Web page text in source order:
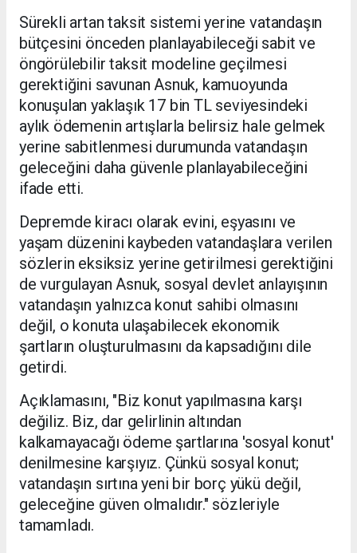
Sürekli artan taksit sistemi yerine vatandaşın
bütçesini önceden planlayabileceği sabit ve
öngörülebilir taksit modeline geçilmesi
gerektiğini savunan Asnuk, kamuoyunda
konuşulan yaklaşık 17 bin TL seviyesindeki
aylık ödemenin artışlarla belirsiz hale gelmek
yerine sabitlenmesi durumunda vatandaşın
geleceğini daha güvenle planlayabileceğini
ifade etti.
Depremde kiracı olarak evini, eşyasını ve
yaşam düzenini kaybeden vatandaşlara verilen
sözlerin eksiksiz yerine getirilmesi gerektiğini
de vurgulayan Asnuk, sosyal devlet anlayışının
vatandaşın yalnızca konut sahibi olmasını
değil, o konuta ulaşabilecek ekonomik
şartların oluşturulmasını da kapsadığını dile
getirdi.
Açıklamasını, "Biz konut yapılmasına karşı
değiliz. Biz, dar gelirlinin altından
kalkamayacağı ödeme şartlarına 'sosyal konut'
denilmesine karşıyız. Çünkü sosyal konut;
vatandaşın sırtına yeni bir borç yükü değil,
geleceğine güven olmalıdır." sözleriyle
tamamladı.